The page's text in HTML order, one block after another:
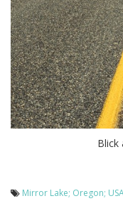
Blick
Mirror Lake; Oregon;